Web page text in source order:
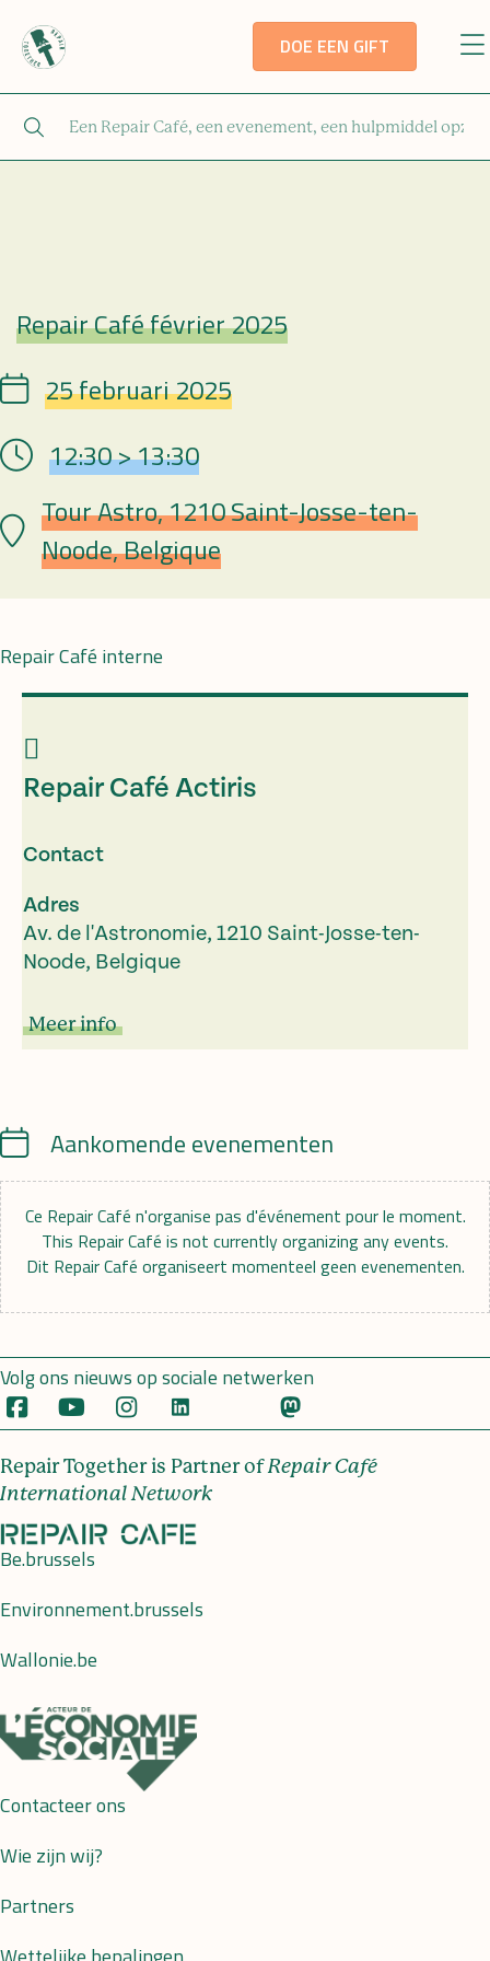
DOE EEN GIFT
Repair Café
Repair Café février 2025
Date 25 februari 2025
Hour 12:30 > 13:30
PlaatsTour Astro, 1210 Saint-Josse-ten-
Noode, Belgique
Repair Café interne
Repair Café Actiris
Contact
Adres
Av. de l'Astronomie, 1210 Saint-Josse-ten-
Noode, Belgique
Meer info
CalendarAankomende evenementen
Ce Repair Café n'organise pas d'événement pour le moment.
This Repair Café is not currently organizing any events.
Dit Repair Café organiseert momenteel geen evenementen.
Volg ons nieuws op sociale netwerken
Repair Together is Partner ofRepair Café
International Network
Be.brussels
Environnement.brussels
Wallonie.be
Contacteer ons
Wie zijn wij?
Partners